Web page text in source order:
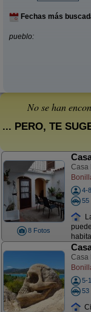
Fechas más
pueblo:
No se han
... PERO, TE
8 Fotos
Casa
4-
55
Casa
5-
53